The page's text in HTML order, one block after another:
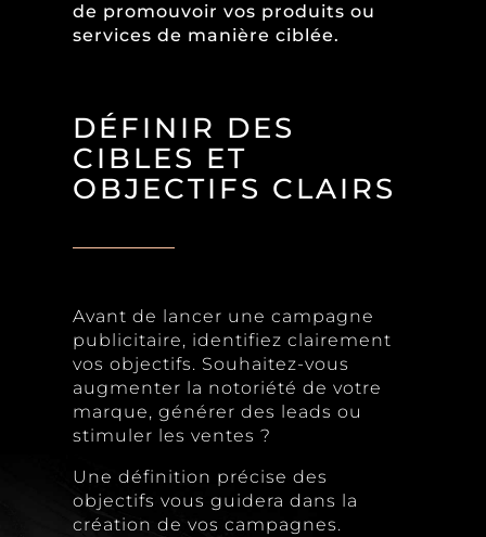
de promouvoir vos produits ou
services de manière ciblée.
DÉFINIR DES
CIBLES ET
OBJECTIFS CLAIRS
Avant de lancer une campagne
publicitaire, identifiez clairement
vos objectifs. Souhaitez-vous
augmenter la notoriété de votre
marque, générer des leads ou
stimuler les ventes ?
Une définition précise des
objectifs vous guidera dans la
création de vos campagnes.